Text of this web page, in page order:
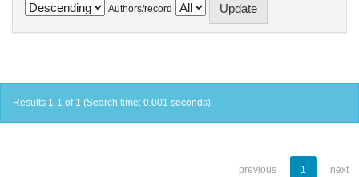
Authors/record
Results 1-1 of 1 (Search time: 0.001 seconds).
previous 1 next